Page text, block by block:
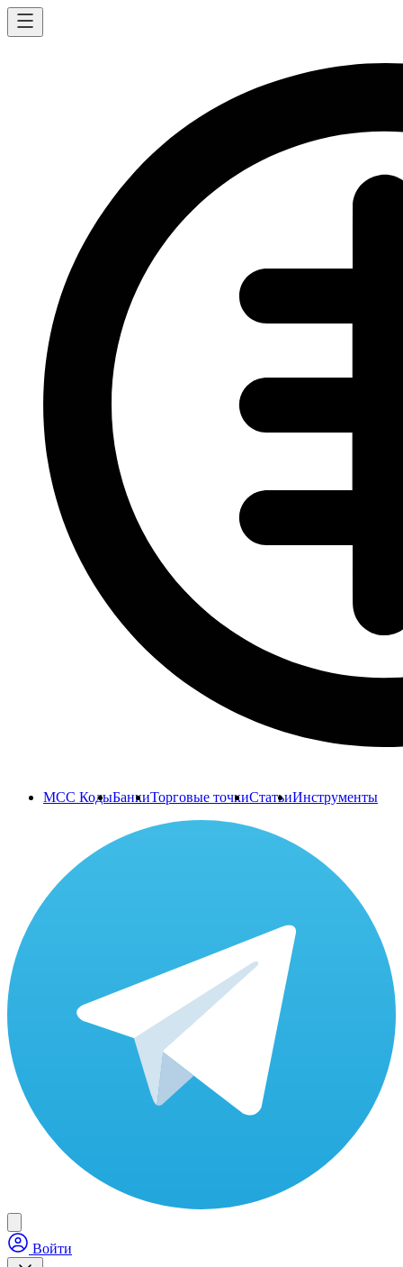
MCC КодыБанкиТорговые точкиСтатьиИнструменты
Войти